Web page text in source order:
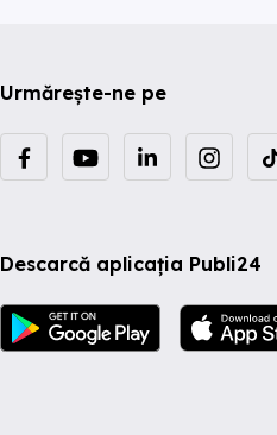
Urmărește-ne pe
Descarcă aplicația Publi24